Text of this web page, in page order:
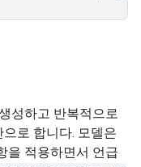
성하고 반복적으로
로 합니다. 모델은
을 적용하면서 언급